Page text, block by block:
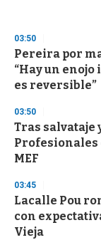
d
s
o
3
s
e
c
o
n
03:50
Pereira por
“Hay un enojo
es reversible”
03:50
Tras salvataje
Profesionales
MEF
03:45
Lacalle Pou
con
Vieja